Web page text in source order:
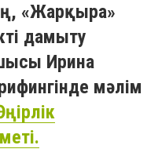
«Жарқыра»
дамыту
Ирина
мәлім